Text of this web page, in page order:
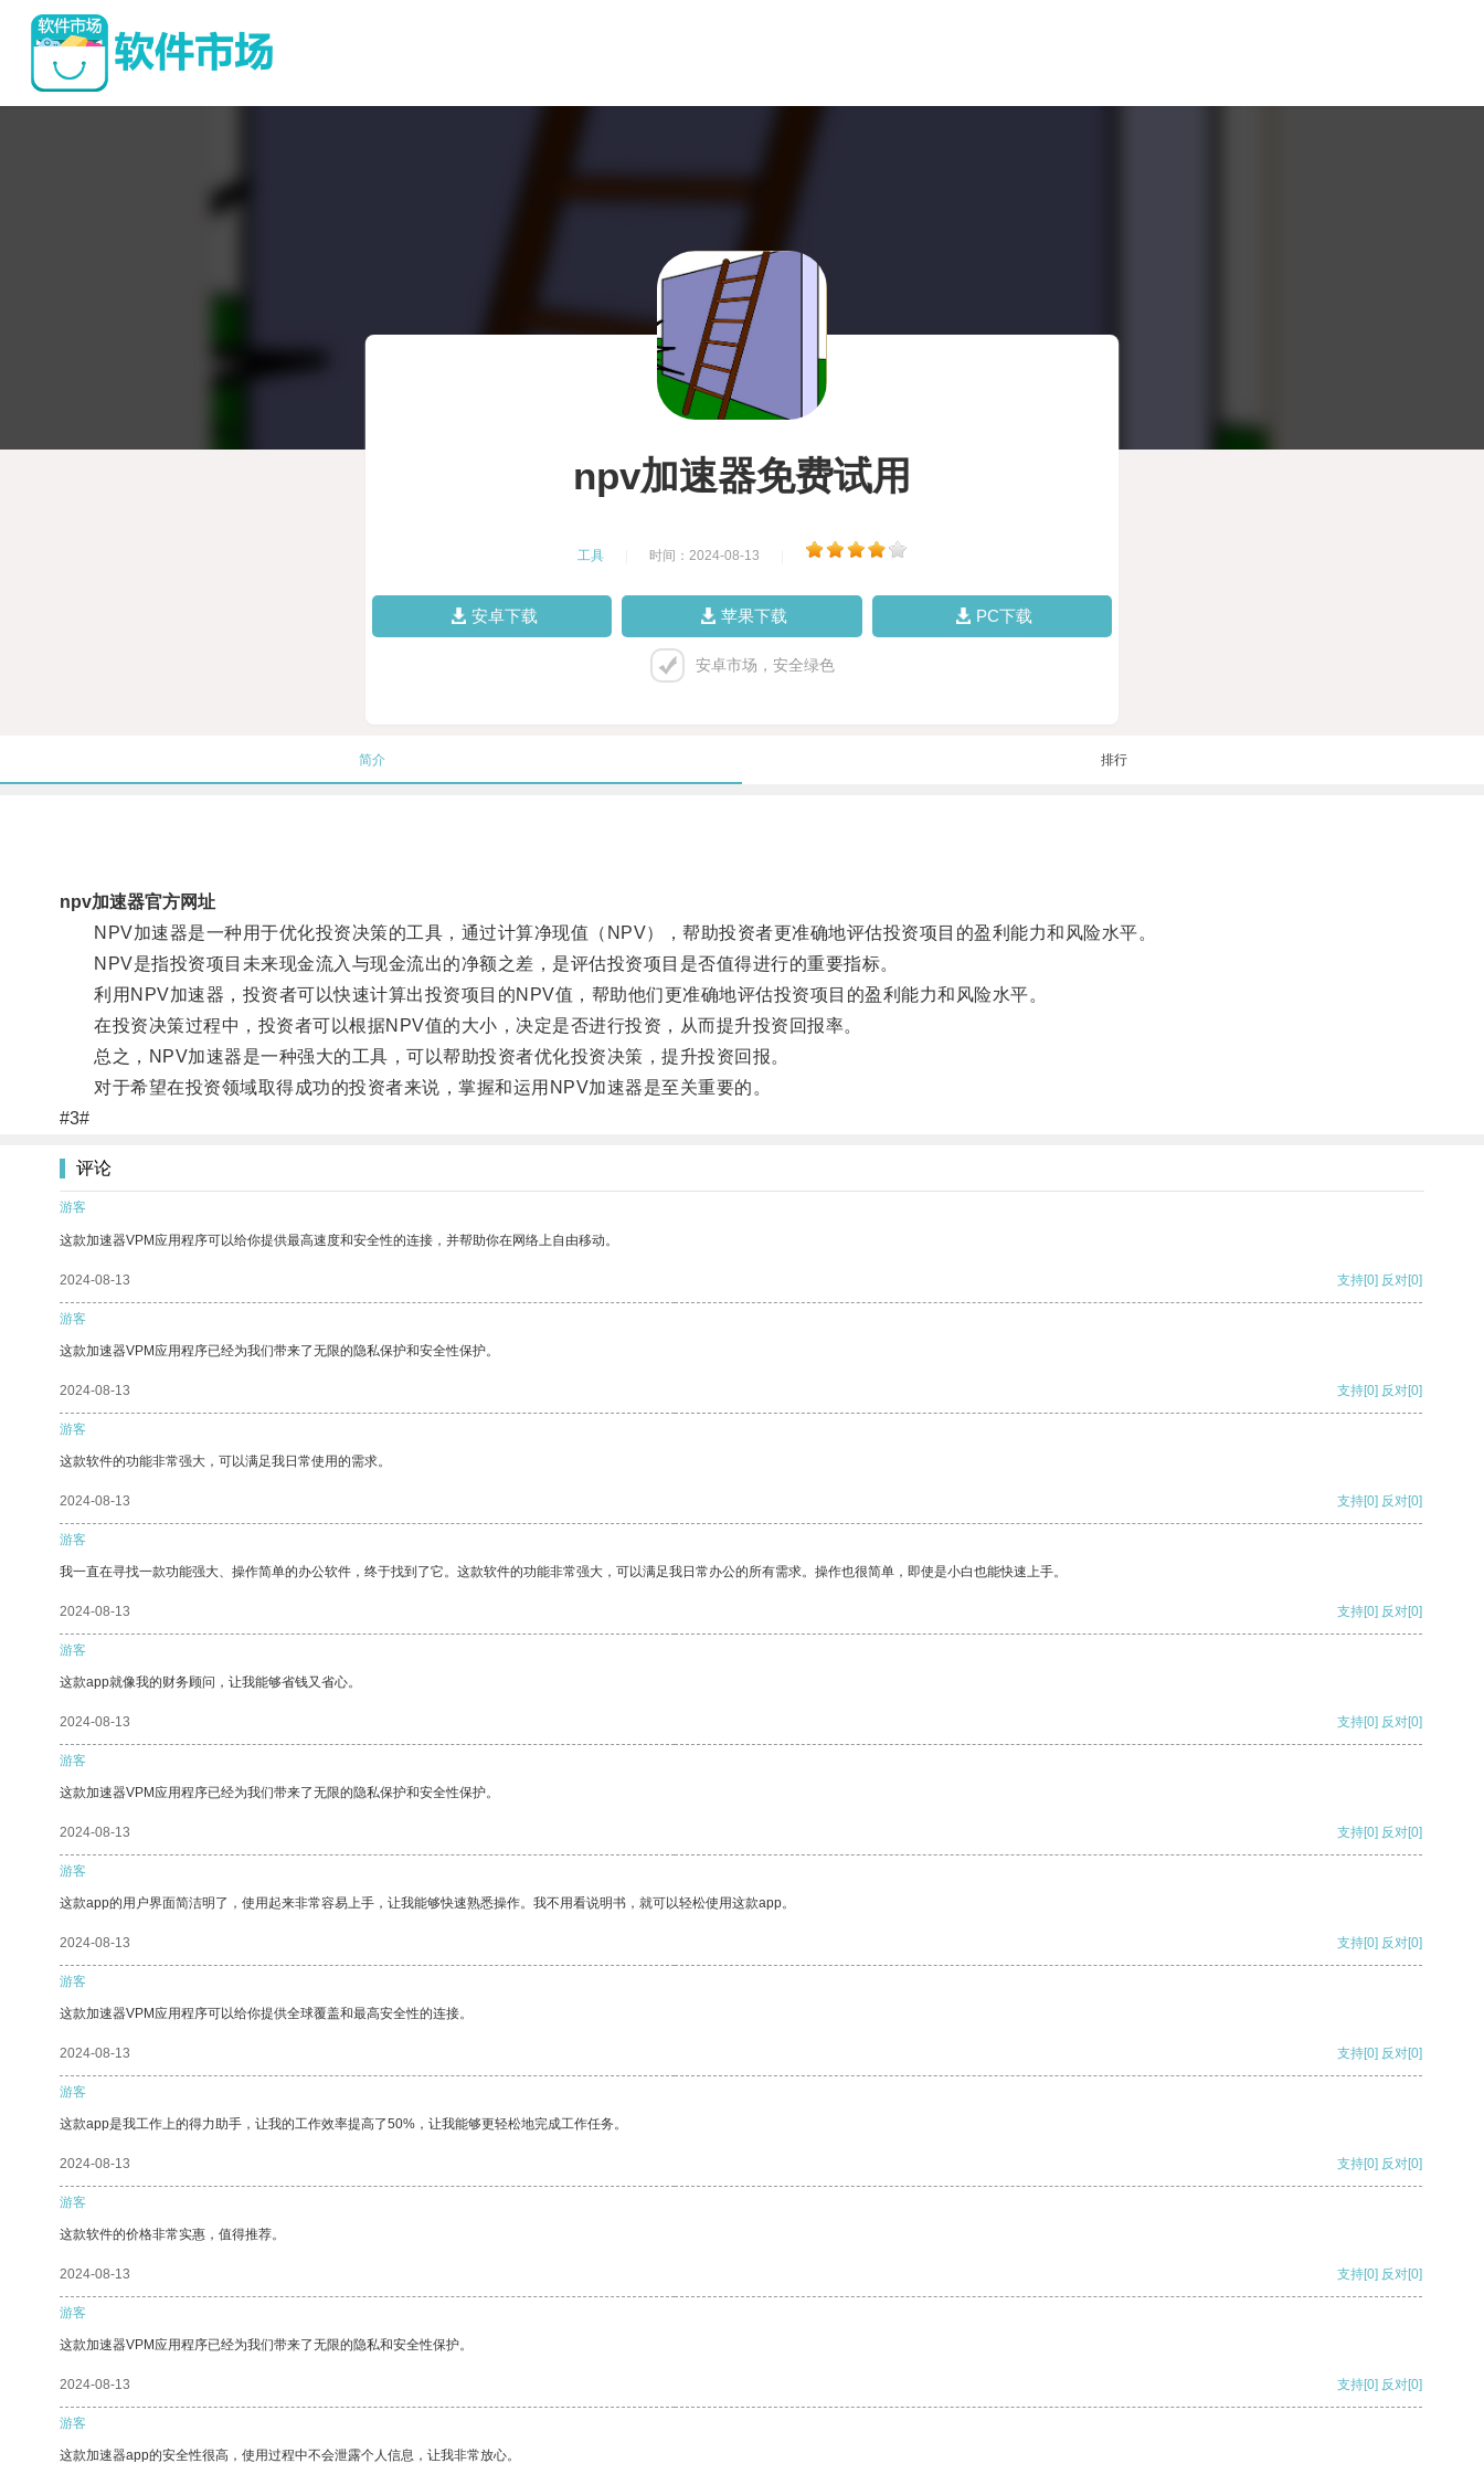
npv加速器免费试用
工具 时间：2024-08-13
安卓下载 苹果下载 PC下载
安卓市场，安全绿色
简介 排行
npv加速器官方网址
NPV加速器是一种用于优化投资决策的工具，通过计算净现值（NPV），帮助投资者更准确地评估投资项目的盈利能力和风险水平。
NPV是指投资项目未来现金流入与现金流出的净额之差，是评估投资项目是否值得进行的重要指标。
利用NPV加速器，投资者可以快速计算出投资项目的NPV值，帮助他们更准确地评估投资项目的盈利能力和风险水平。
在投资决策过程中，投资者可以根据NPV值的大小，决定是否进行投资，从而提升投资回报率。
总之，NPV加速器是一种强大的工具，可以帮助投资者优化投资决策，提升投资回报。
对于希望在投资领域取得成功的投资者来说，掌握和运用NPV加速器是至关重要的。
#3#
评论
游客
这款加速器VPM应用程序可以给你提供最高速度和安全性的连接，并帮助你在网络上自由移动。
2024-08-13 支持[0] 反对[0]
游客
这款加速器VPM应用程序已经为我们带来了无限的隐私保护和安全性保护。
2024-08-13 支持[0] 反对[0]
游客
这款软件的功能非常强大，可以满足我日常使用的需求。
2024-08-13 支持[0] 反对[0]
游客
我一直在寻找一款功能强大、操作简单的办公软件，终于找到了它。这款软件的功能非常强大，可以满足我日常办公的所有需求。操作也很简单，即使是小白也能快速上手。
2024-08-13 支持[0] 反对[0]
游客
这款app就像我的财务顾问，让我能够省钱又省心。
2024-08-13 支持[0] 反对[0]
游客
这款加速器VPM应用程序已经为我们带来了无限的隐私保护和安全性保护。
2024-08-13 支持[0] 反对[0]
游客
这款app的用户界面简洁明了，使用起来非常容易上手，让我能够快速熟悉操作。我不用看说明书，就可以轻松使用这款app。
2024-08-13 支持[0] 反对[0]
游客
这款加速器VPM应用程序可以给你提供全球覆盖和最高安全性的连接。
2024-08-13 支持[0] 反对[0]
游客
这款app是我工作上的得力助手，让我的工作效率提高了50%，让我能够更轻松地完成工作任务。
2024-08-13 支持[0] 反对[0]
游客
这款软件的价格非常实惠，值得推荐。
2024-08-13 支持[0] 反对[0]
游客
这款加速器VPM应用程序已经为我们带来了无限的隐私和安全性保护。
2024-08-13 支持[0] 反对[0]
游客
这款加速器app的安全性很高，使用过程中不会泄露个人信息，让我非常放心。